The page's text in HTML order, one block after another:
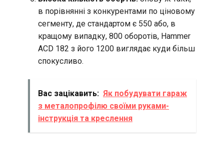
в порівнянні з конкурентами по ціновому
сегменту, де стандартом є 550 або, в
кращому випадку, 800 оборотів, Hammer
ACD 182 з його 1200 виглядає куди більш
спокусливо.
Вас зацікавить: Як побудувати гараж
з металопрофілю своїми руками-
інструкція та креслення